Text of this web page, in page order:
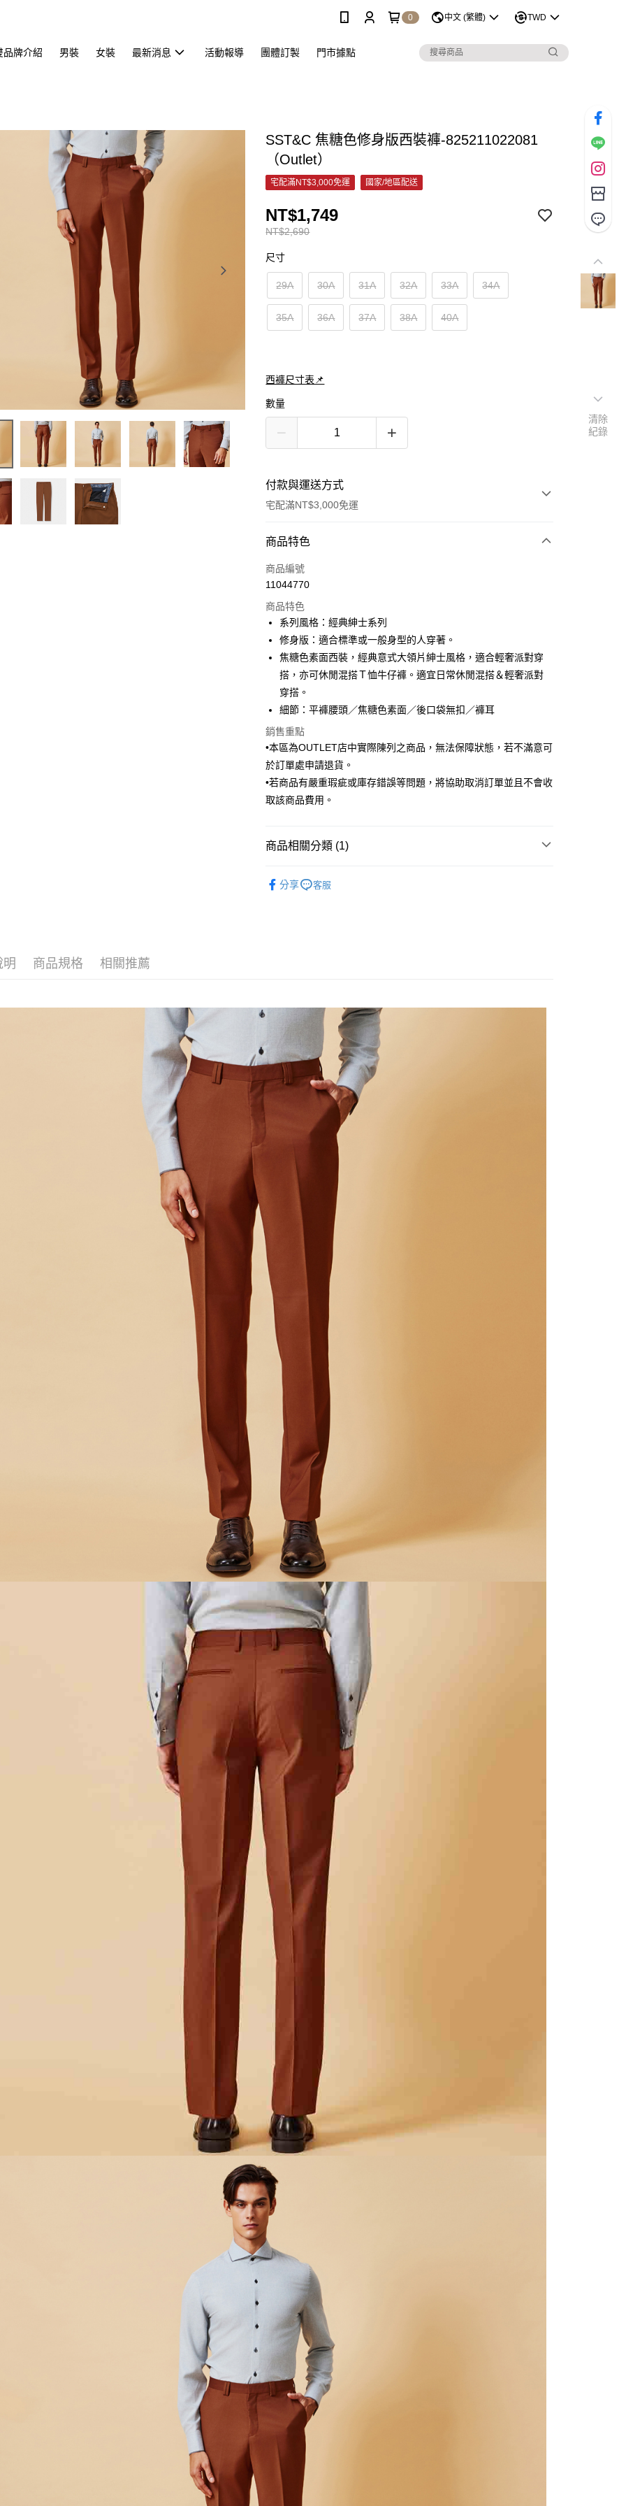
0 中文 (繁體) TWD
品牌介紹 男裝 女裝 最新消息 活動報導 團體訂製 門市據點
SST&C 焦糖色修身版西裝褲-825211022081
（Outlet）
宅配滿NT$3,000免運 國家/地區配送
NT$2,690
NT$1,749
尺寸
29A 30A 31A 32A 33A 34A
35A 36A 37A 38A 40A
西褲尺寸表📌
數量
付款與運送方式
宅配滿NT$3,000免運
付款方式
信用卡一次付款
3 期 0 利率 每期 NT$583
合作金庫商業銀行
第一商業銀行
華南商業銀行
彰化商業銀行
國泰世華商業銀行
兆豐國際商業銀行
臺灣中小企業銀行
匯豐（台灣）商業銀行
華泰商業銀行
聯邦商業銀行
玉山商業銀行
星展（台灣）商業銀行
台新國際商業銀行
台灣樂天信用卡公司
6 期 0 利率 每期NT$291
合作金庫商業銀行
第一商業銀行
華南商業銀行
彰化商業銀行
上海商業儲蓄銀行
臺灣中小企業銀行
台中商業銀行
匯豐（台灣）商業銀行
聯邦商業銀行
遠東國際商業銀行
元大商業銀行
台新國際商業銀行
中國信託商業銀行
台灣樂天信用卡公司
LINE Pay
Apple Pay
街口支付
悠遊付
Google Pay
ATM付款
每筆NT$120，滿NT$3,000(含以上)免運費
商品特色
商品編號
11044770
商品特色
系列風格：經典紳士系列
修身版：適合標準或一般身型的人穿著。
焦糖色素面西裝，經典意式大領片紳士風格，適合輕奢派對穿
搭，亦可休閒混搭Ｔ恤牛仔褲。適宜日常休閒混搭＆輕奢派對
穿搭。
細節：平褲腰頭／焦糖色素面／後口袋無扣／褲耳
銷售重點
•本區為OUTLET店中實際陳列之商品，無法保障狀態，若不滿意可
於訂單處申請退貨。
•若商品有嚴重瑕疵或庫存錯誤等問題，將協助取消訂單並且不會收
取該商品費用。
商品相關分類 (1)
分享
客服
明 商品規格 相關推薦
清除
紀錄